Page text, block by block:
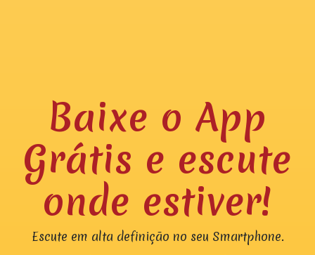
Baixe o App
Grátis e escute
onde estiver!
Escute em alta definição no seu Smartphone.